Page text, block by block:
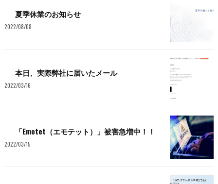
夏季休業のお知らせ
2022/08/08
本日、実際弊社に届いたメール
2022/03/16
「Emotet（エモテット）」被害急増中！！
2022/03/15